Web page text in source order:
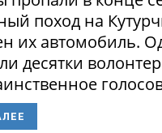
поход на
их автомобиль.
десятки